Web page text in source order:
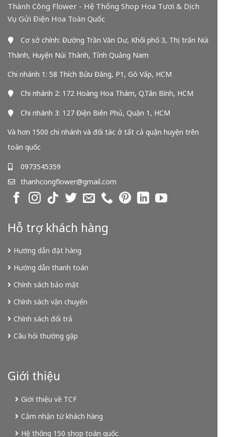
Thành Công Flower - Hệ Thống Shop Hoa Tươi & Dịch
Vụ Gửi Điện Hoa Toàn Quốc
Cơ sở chính: Đường Trần Văn Dư, Khối phố 3, Thị trấn Núi
Thành, Huyện Núi Thành, Tỉnh Quảng Nam
Chi nhánh 1: 58 Thích Bửu Đăng, P1, Gò Vấp, HCM
Chi nhánh 2: 172 Hoàng Hoa Thám, Q.Tân Bình, HCM
Chi nhánh 3: 127 Điện Biên Phủ, Quận 1, HCM
Và hơn 1500 chi nhánh và đối tác ở tất cả quận huyện trên
toàn quốc
0973545359
thanhcongflower@gmail.com
Hỗ trợ khách hàng
Hướng dẫn đặt hàng
Hướng dẫn thanh toán
Chính sách bảo mật
Chính sách vận chuyển
Chính sách đổi trả
Câu hỏi thường gặp
Giới thiệu
Giới thiệu về TCF
Cảm nhận từ khách hàng
Hệ thống 150 shop toàn quốc